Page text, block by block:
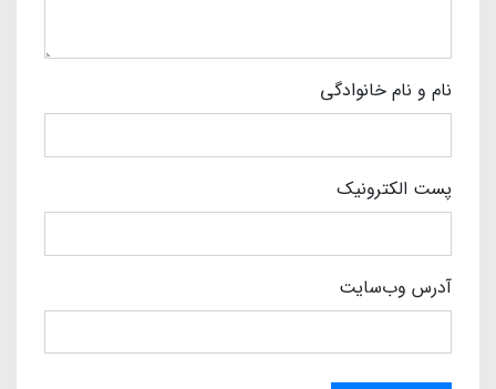
نام و نام خانوادگی
پست الکترونیک
آدرس وب‌سایت